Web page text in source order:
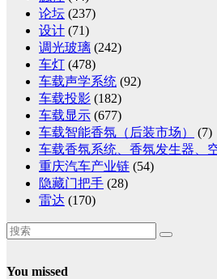
论坛 (237)
设计 (71)
调光玻璃 (242)
车灯 (478)
车载声学系统 (92)
车载投影 (182)
车载显示 (677)
车载智能香氛（后装市场）
(7)
车载香氛系统、香氛发生器、
重庆汽车产业链 (54)
隐藏门把手 (28)
雷达 (170)
You missed